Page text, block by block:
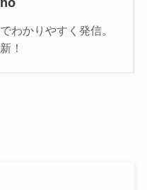
わかりやすく発信。
！